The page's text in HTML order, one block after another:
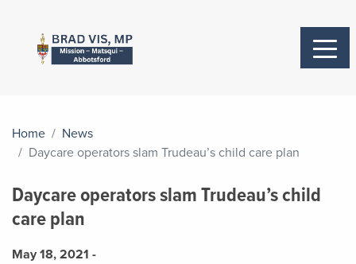
Home
News
Daycare operators slam Trudeau’s child care plan
Daycare operators slam Trudeau’s child
care plan
May 18, 2021 -